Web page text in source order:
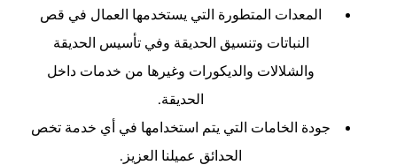
المعدات المتطورة التي يستخدمها العمال في قص
النباتات وتنسيق الحديقة وفي تأسيس الحديقة
والشلالات والديكورات وغيرها من خدمات داخل
الحديقة.
جودة الخامات التي يتم استخدامها في أي خدمة تخص
الحدائق عميلنا العزيز.